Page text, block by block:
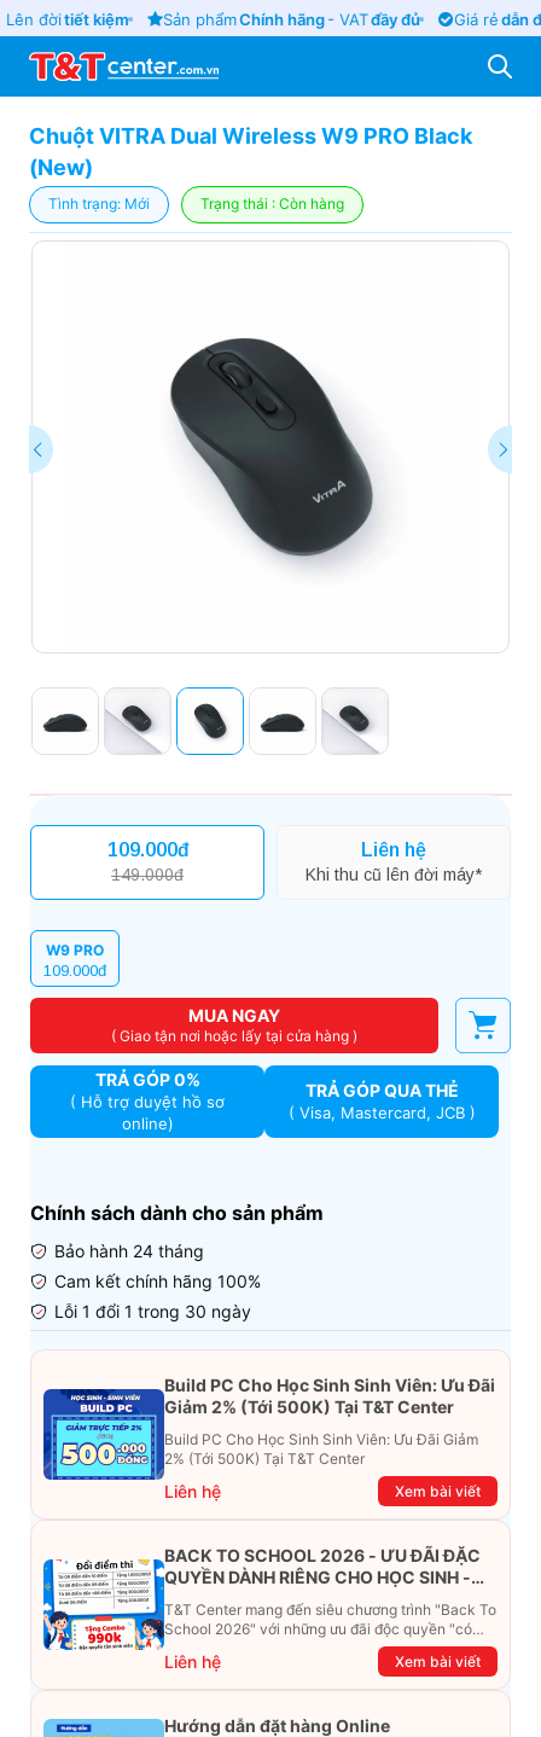
đờitiết kiệm Sản phẩmChính hãng- VATđầy đủ Giá rẻdẫn
Chuột VITRA Dual Wireless W9 PRO Black
(New)
Tình trạng: Mới Trạng thái : Còn hàng
109.000đ
149.000đ
Liên hệ
Khi thu cũ lên đời máy*
W9 PRO
109.000đ
MUA NGAY
( Giao tận nơi hoặc lấy tại cửa hàng )
TRẢ GÓP 0%
( Hỗ trợ duyệt hồ sơ
online)
TRẢ GÓP QUA THẺ
( Visa, Mastercard, JCB )
Chính sách dành cho sản phẩm
Bảo hành 24 tháng
Cam kết chính hãng 100%
Lỗi 1 đổi 1 trong 30 ngày
Build PC Cho Học Sinh Sinh Viên: Ưu Đãi
Giảm 2% (Tới 500K) Tại T&T Center
Build PC Cho Học Sinh Sinh Viên: Ưu Đãi Giảm
2% (Tới 500K) Tại T&T Center
Liên hệ Xem bài viết
BACK TO SCHOOL 2026 - ƯU ĐÃI ĐẶC
QUYỀN DÀNH RIÊNG CHO HỌC SINH -
T&T Center mang đến siêu chương trình "Back To
School 2026" với những ưu đãi độc quyền "có
một không hai". Đừng để chiếc ví phải "ét-ô-ét",
cùng khám phá ngay ưu đãi siêu khủng dưới đây
nhé!
Liên hệ Xem bài viết
Hướng dẫn đặt hàng Online